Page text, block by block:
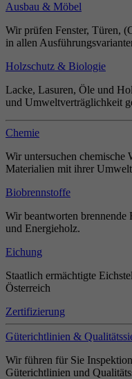
Ausbau & Möbel
Wir prüfen Fenster, Türen,
in allen
Holzschutz & Biologie
Lacke, Lasuren, Öle und
und Umweltverträglichkeit
Chemie
Wir untersuchen chemische
Materialien mit ihrer
Biobrennstoffe
Wir beantworten brennende
und Energieholz.
Eichung
Staatlich ermächtigte
Österreich
Zertifizierung
Güterichtlinien &
Wir führen für Sie
Güterichtlinien und